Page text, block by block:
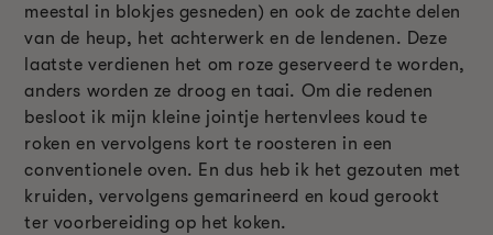
meestal in blokjes gesneden) en ook de zachte delen
van de heup, het achterwerk en de lendenen. Deze
laatste verdienen het om roze geserveerd te worden,
anders worden ze droog en taai. Om die redenen
besloot ik mijn kleine jointje hertenvlees koud te
roken en vervolgens kort te roosteren in een
conventionele oven. En dus heb ik het gezouten met
kruiden, vervolgens gemarineerd en koud gerookt
ter voorbereiding op het koken.